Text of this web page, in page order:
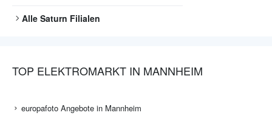
Alle Saturn Filialen
TOP ELEKTROMARKT IN MANNHEIM
europafoto Angebote in Mannheim